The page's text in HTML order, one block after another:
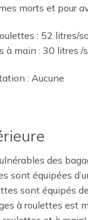
morts et pour
: 52 litres/
à main : 30 litres /
: Aucune
des
sont équipées
sont équipés
à roulettes est